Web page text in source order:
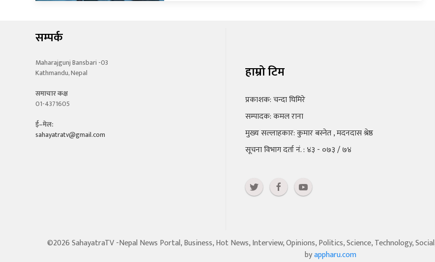
सम्पर्क
Maharajgunj Bansbari -03
Kathmandu, Nepal
समाचार कक्ष
01-4371605
ई–मेल:
sahayatratv@gmail.com
हाम्रो टिम
प्रकाशक: चन्दा घिमिरे
सम्पादक: कमल राना
मुख्य सल्लाहकार: कुमार बस्नेत , मदनदास श्रेष्ठ
सूचना विभाग दर्ता नं. : ४३ - ०७३ / ७४
©2026 SahayatraTV -Nepal News Portal, Business, Hot News, Interview, Opinions, Politics, Science, Technology,
byappharu.com